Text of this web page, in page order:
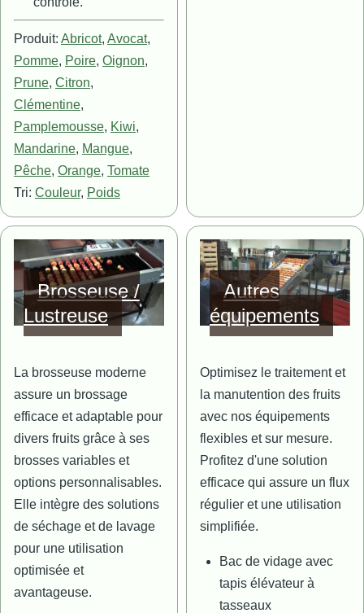
Produit: Abricot, Avocat,
Pomme, Poire, Oignon,
Prune, Citron,
Clémentine,
Pamplemousse, Kiwi,
Mandarine, Mangue,
Pêche, Orange, Tomate
Tri: Couleur, Poids
Image
Brosseuse /
Lustreuse
La brosseuse moderne
assure un brossage
efficace et adaptable pour
divers fruits grâce à ses
brosses variables et
options personnalisables.
Elle intègre des solutions
de séchage et de lavage
pour une utilisation
optimisée et
avantageuse.
Image
Autres
équipements
Optimisez le traitement et
la manutention des fruits
avec nos équipements
flexibles et sur mesure.
Profitez d'une solution
efficace qui assure un flux
régulier et une utilisation
simplifiée.
Bac de vidage avec
tapis élévateur à
tasseaux